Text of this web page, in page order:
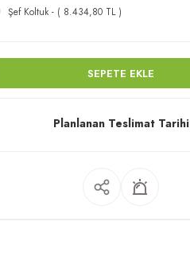
Şef Koltuk - ( 8.434,80 TL )
SEPETE EKLE
Planlanan Teslimat Tarihi